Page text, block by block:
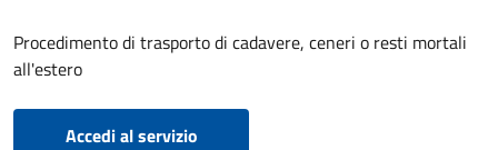
Procedimento di trasporto di cadavere, ceneri o resti mortali
all'estero
Accedi al servizio